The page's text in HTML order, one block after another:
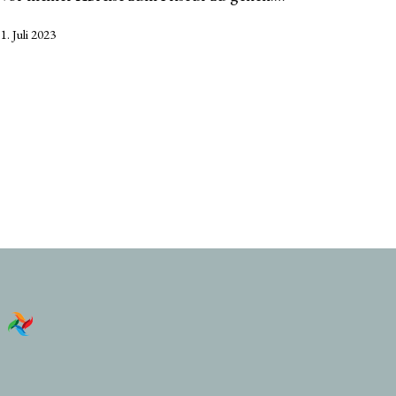
Veröffentlicht
1. Juli 2023